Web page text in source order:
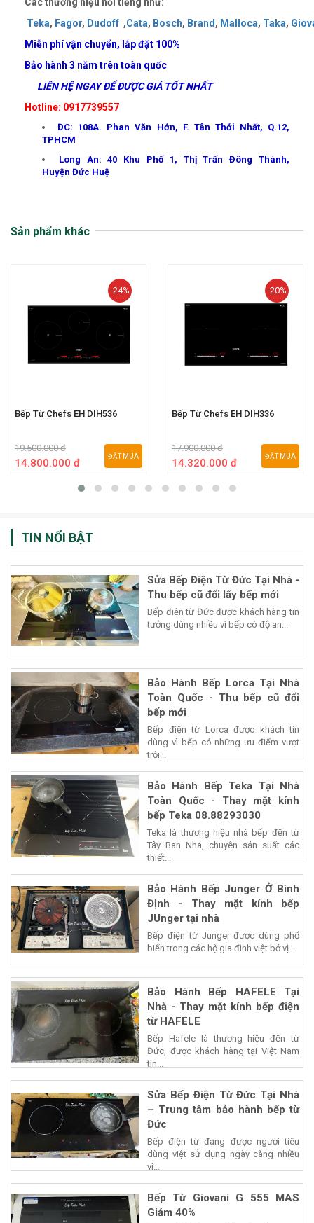
Teka, Fagor, Dudoff ,Cata, Bosch, Brand , Malloca, Taka,
Miễn phí vận chuyển, lắp đặt 100%
Bảo hành 3 năm trên toàn quốc
LIÊN HỆ NGAY ĐỂ ĐƯỢC GIÁ TỐT NHẤT
Hotline: 0917739557
ĐC: 108A. Phan Văn Hớn, F. Tân Thới Nhất, Q.12,
TPHCM
Long An: 40 Khu Phố 1, Thị Trấn Đông Thành,
Huyện Đức Huệ
Sản phẩm khác
-24%
Bếp Từ Chefs EH DIH536
19.500.000 đ
14.800.000 đ
ĐẶT MUA
-20%
Bếp Từ Chefs EH DIH336
17.900.000 đ
14.320.000 đ
ĐẶT MUA
TIN NỔI BẬT
Sửa Bếp Điện Từ Đức Tại Nhà -
Thu bếp cũ đổi lấy bếp mới
Bếp điện từ Đức được khách hàng tin
tưởng dùng nhiều vì bếp có độ an...
Bảo Hành Bếp Lorca Tại Nhà
Toàn Quốc - Thu bếp cũ đổi
bếp mới
Bếp điện từ Lorca được khách tin
dùng vì bếp có những ưu điểm vượt
trội...
Bảo Hành Bếp Teka Tại Nhà
Toàn Quốc - Thay mặt kính
bếp Teka 08.88293030
Teka là thương hiệu nhà bếp đến từ
Tây Ban Nha, chuyên sản suất các
thiết...
Bảo Hành Bếp Junger Ở Bình
Định - Thay mặt kính bếp
JUnger tại nhà
Bếp điện từ Junger được dùng phổ
biến trong các hộ gia đình việt bở vị...
Bảo Hành Bếp HAFELE Tại
Nhà - Thay mặt kính bếp điện
từ HAFELE
Bếp Hafele là thương hiệu đến từ
Đức, được khách hàng tại Việt Nam
tin...
Sửa Bếp Điện Từ Đức Tại Nhà
– Trung tâm bảo hành bếp từ
Đức
Bếp điện từ đang được người tiêu
dùng việt sử dụng ngày càng nhiều
vì...
Bếp Từ Giovani G 555 MAS
Giảm 40%